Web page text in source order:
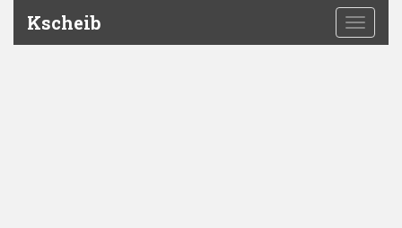
Kscheib